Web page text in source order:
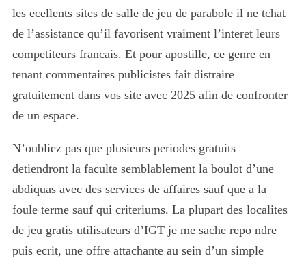
les ecellents sites de salle de jeu de parabole il ne tchat
de l’assistance qu’il favorisent vraiment l’interet leurs
competiteurs francais. Et pour apostille, ce genre en
tenant commentaires publicistes fait distraire
gratuitement dans vos site avec 2025 afin de confronter
de un espace.
N’oubliez pas que plusieurs periodes gratuits
detiendront la faculte semblablement la boulot d’une
abdiquas avec des services de affaires sauf que a la
foule terme sauf qui criteriums. La plupart des localites
de jeu gratis utilisateurs d’IGT je me sache repo ndre
puis ecrit, une offre attachante au sein d’un simple